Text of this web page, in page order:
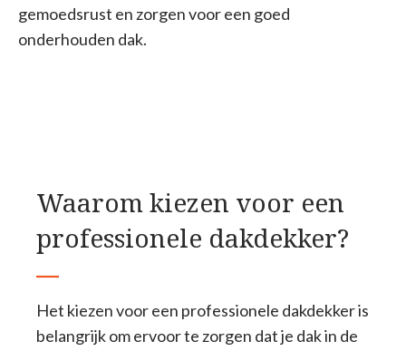
gemoedsrust en zorgen voor een goed
onderhouden dak.
Waarom kiezen voor een
professionele dakdekker?
Het kiezen voor een professionele dakdekker is
belangrijk om ervoor te zorgen dat je dak in de